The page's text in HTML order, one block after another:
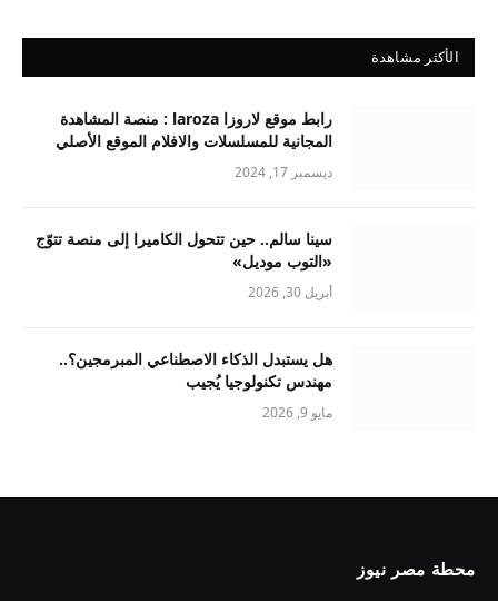
الأكثر مشاهدة
رابط موقع لاروزا laroza : منصة المشاهدة
المجانية للمسلسلات والافلام الموقع الأصلي
ديسمبر 17, 2024
سينا سالم.. حين تتحول الكاميرا إلى منصة تتوّج
«التوب موديل»
أبريل 30, 2026
هل يستبدل الذكاء الاصطناعي المبرمجين؟..
مهندس تكنولوجيا يُجيب
مايو 9, 2026
محطة مصر نيوز